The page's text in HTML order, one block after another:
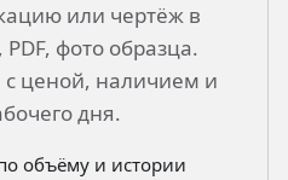
или чертёж в
фото образца.
ценой, наличием и
дня.
объёму и истории